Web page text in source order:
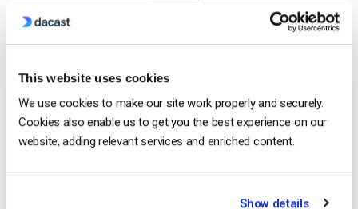
This website uses cookies
We use cookies to make our site work properly and securely.
Cookies also enable us to get you the best experience on our
website, adding relevant services and enriched content.
Show details
Corriente
Live Stream Recording
Graba
automáticamente
todas tus